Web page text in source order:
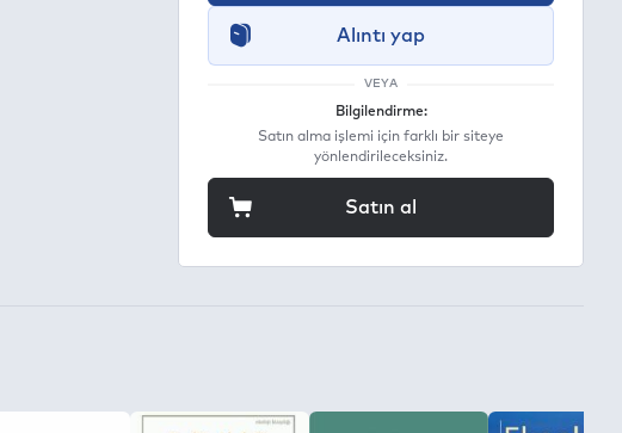
Alıntı yap
VEYA
Bilgilendirme:
Satın alma işlemi için farklı bir siteye
yönlendirileceksiniz.
Satın al